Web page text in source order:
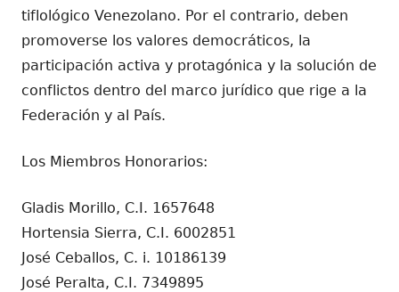
tiflológico Venezolano. Por el contrario, deben
promoverse los valores democráticos, la
participación activa y protagónica y la solución de
conflictos dentro del marco jurídico que rige a la
Federación y al País.
Los Miembros Honorarios:
Gladis Morillo, C.I. 1657648
Hortensia Sierra, C.I. 6002851
José Ceballos, C. i. 10186139
José Peralta, C.I. 7349895